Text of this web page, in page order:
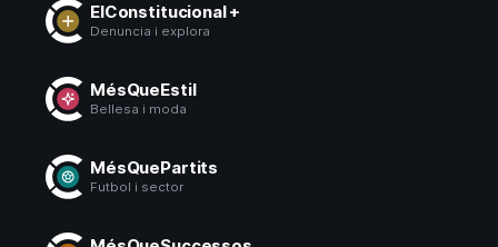
ElConstitucional +
Denuncia i explora
MésQueEstil
Bellesa i moda
MésQuePartits
Futbol i sector